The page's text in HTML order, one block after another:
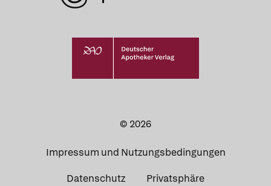
© 2026
Impressum und Nutzungsbedingungen
Datenschutz Privatsphäre